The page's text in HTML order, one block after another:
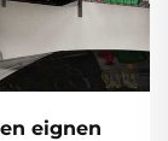
eignen